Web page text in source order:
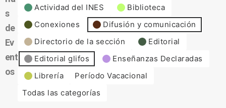
s
de
Ev
ent
os
Actividad del INES
Biblioteca
Conexiones
Difusión y comunicación
Directorio de la sección
Editorial
Editorial glifos
Enseñanzas Declaradas
Librería
Período Vacacional
Todas las categorías